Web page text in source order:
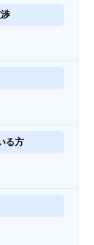
る方